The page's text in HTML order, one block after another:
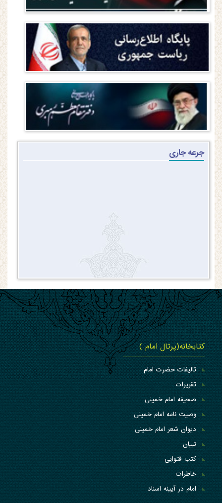
جرعه جاری
کتابخانه(پرتال امام )
تالیفات حضرت امام
تقریرات
صحیفه امام خمینی
وصیت نامه امام خمینی
دیوان شعر امام خمینی
تبیان
کتب فتوایی
خاطرات
امام در آیینه اسناد